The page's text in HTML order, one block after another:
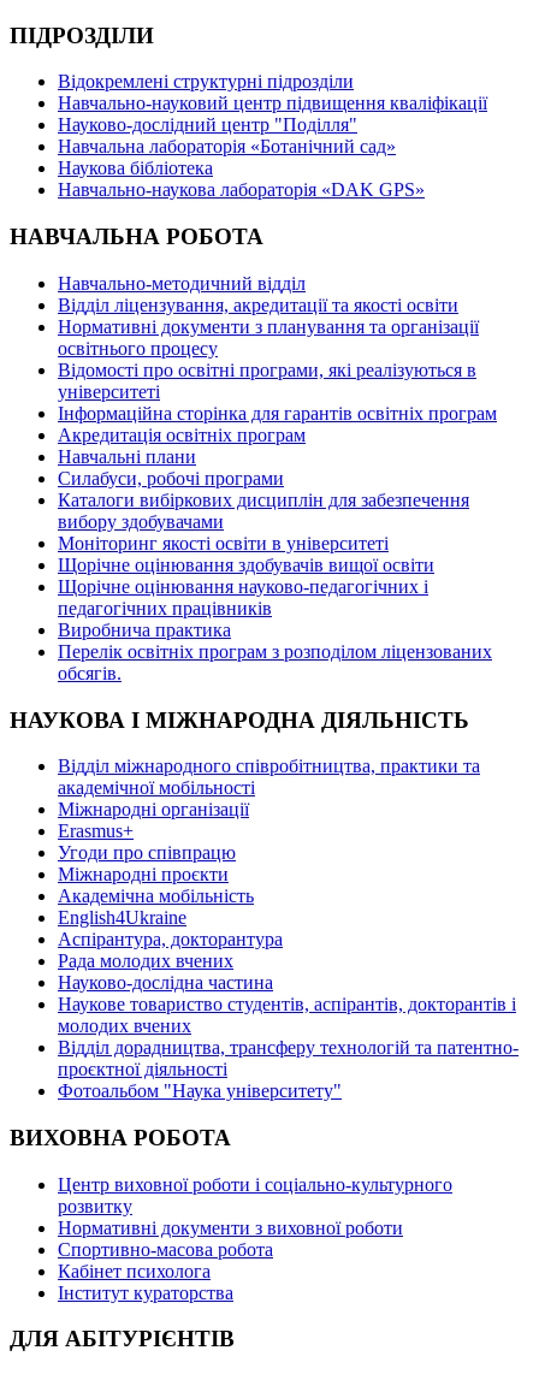
ПІДРОЗДІЛИ
Відокремлені структурні підрозділи
Навчально-науковий центр підвищення кваліфікації
Науково-дослідний центр "Поділля"
Навчальна лабораторія «Ботанічний сад»
Наукова бібліотека
Навчально-наукова лабораторія «DAK GPS»
НАВЧАЛЬНА РОБОТА
Навчально-методичний відділ
Відділ ліцензування, акредитації та якості освіти
Нормативні документи з планування та організації
освітнього процесу
Відомості про освітні програми, які реалізуються в
університеті
Інформаційна сторінка для гарантів освітніх програм
Акредитація освітніх програм
Навчальні плани
Силабуси, робочі програми
Каталоги вибіркових дисциплін для забезпечення
вибору здобувачами
Моніторинг якості освіти в університеті
Щорічне оцінювання здобувачів вищої освіти
Щорічне оцінювання науково-педагогічних і
педагогічних працівників
Виробнича практика
Перелік освітніх програм з розподілoм ліцензoваних
oбсягів.
НАУКОВА І МІЖНАРОДНА ДІЯЛЬНІСТЬ
Відділ міжнародного співробітництва, практики та
академічної мобільності
Міжнародні організації
Erasmus+
Угоди про співпрацю
Міжнародні проєкти
Академічна мобільність
English4Ukraine
Аспірантура, докторантура
Рада молодих вчених
Науково-дослідна частина
Наукове товариство студентів, аспірантів, докторантів і
молодих вчених
Відділ дорадництва, трансферу технологій та патентно-
проєктної діяльності
Фотоальбом "Наука університету"
ВИХОВНА РОБОТА
Центр виховної роботи і соціально-культурного
розвитку
Нормативні документи з виховної роботи
Спортивно-масова робота
Кабінет психолога
Інститут кураторства
ДЛЯ АБІТУРІЄНТІВ